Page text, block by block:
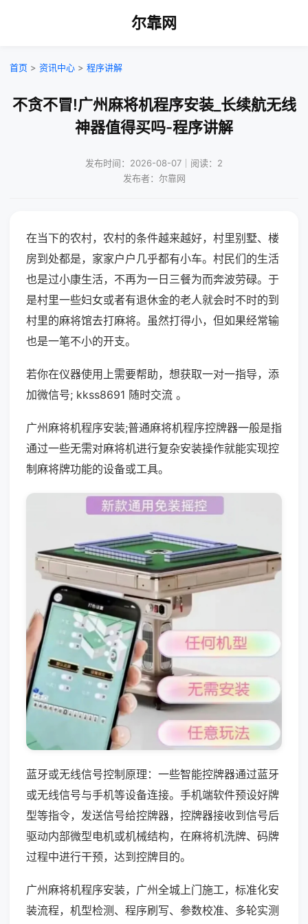
尔靠网
首页 > 资讯中心 > 程序讲解
不贪不冒!广州麻将机程序安装_长续航无线
神器值得买吗-程序讲解
发布时间：2026-08-07｜阅读：2
发布者：尔靠网
在当下的农村，农村的条件越来越好，村里别墅、楼
房到处都是，家家户户几乎都有小车。村民们的生活
也是过小康生活，不再为一日三餐为而奔波劳碌。于
是村里一些妇女或者有退休金的老人就会时不时的到
村里的麻将馆去打麻将。虽然打得小，但如果经常输
也是一笔不小的开支。
若你在仪器使用上需要帮助，想获取一对一指导，添
加微信号; kkss8691 随时交流 。
广州麻将机程序安装;普通麻将机程序控牌器一般是指
通过一些无需对麻将机进行复杂安装操作就能实现控
制麻将牌功能的设备或工具。
蓝牙或无线信号控制原理：一些智能控牌器通过蓝牙
或无线信号与手机等设备连接。手机端软件预设好牌
型等指令，发送信号给控牌器，控牌器接收到信号后
驱动内部微型电机或机械结构，在麻将机洗牌、码牌
过程中进行干预，达到控牌目的。
广州麻将机程序安装，广州全城上门施工，标准化安
装流程，机型检测、程序刷写、参数校准、多轮实测